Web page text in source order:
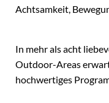
Achtsamkeit,
In mehr als acht
Outdoor-Areas
hochwertiges